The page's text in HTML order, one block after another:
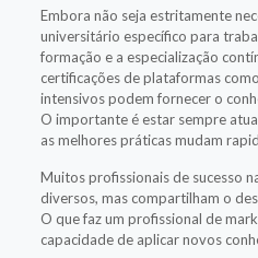
Embora não seja estritamente
universitário específico para
formação e a especialização
certificações de plataformas
intensivos podem fornecer o
O importante é estar sempre
as melhores práticas mudam
Muitos profissionais de sucesso
diversos, mas compartilham o
O que faz um profissional de
capacidade de aplicar novos